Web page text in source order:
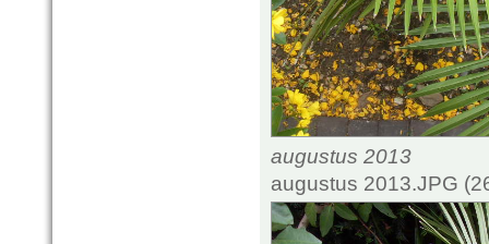
augustus 2013
augustus 2013.JPG